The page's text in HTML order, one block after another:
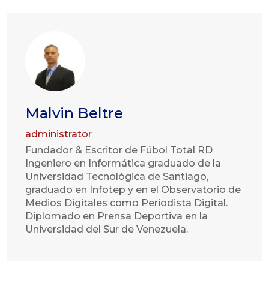
Malvin Beltre
administrator
Fundador & Escritor de Fúbol Total RD
Ingeniero en Informática graduado de la
Universidad Tecnológica de Santiago,
graduado en Infotep y en el Observatorio de
Medios Digitales como Periodista Digital.
Diplomado en Prensa Deportiva en la
Universidad del Sur de Venezuela.